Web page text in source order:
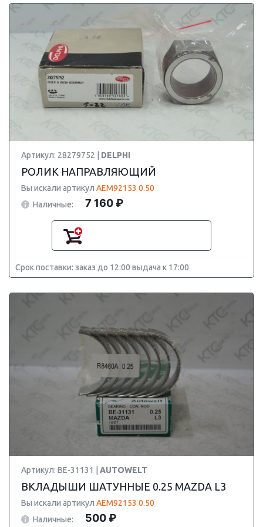
Артикул: 28279752 | DELPHI
РОЛИК НАПРАВЛЯЮЩИЙ
Вы искали артикул AEM92153 0.50
Наличные:
7 160 ₽
Срок поставки: заказ до 12:00 выдача к 17:00
Артикул: BE-31131 | AUTOWELT
ВКЛАДЫШИ ШАТУННЫЕ 0.25 MAZDA L3
Вы искали артикул AEM92153 0.50
Наличные:
500 ₽